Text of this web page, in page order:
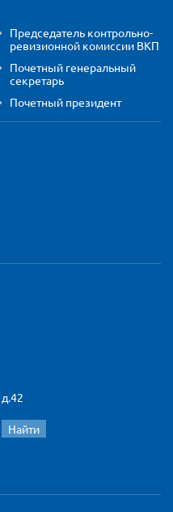
Председатель контрольно-
ревизионной комиссии ВКП
Почетный генеральный
секретарь
Почетный президент
Найти